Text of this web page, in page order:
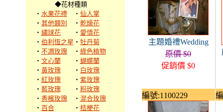
◆花材種類
‧ 水果花禮 ‧ 仙人掌
‧ 其他類別 ‧ 乾燥花
‧ 繡球花 ‧ 愛情花
‧ 伯利恆之星 ‧ 牡丹菊
‧ 不凋玫瑰 ‧ 綠色植物
‧ 文心蘭 ‧ 蝴蝶蘭
‧ 黃玫瑰 ‧ 白玫瑰
‧ 紅玫瑰 ‧ 紫玫瑰
‧ 藍玫瑰 ‧ 粉玫瑰
‧ 香檳玫瑰 ‧ 混合玫瑰
‧ 百合 ‧ 桔梗花
主題婚禮Wedding
原價 $0
促銷價 $0
編號:1100229